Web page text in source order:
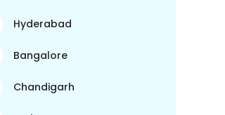
Hyderabad
Bangalore
Chandigarh